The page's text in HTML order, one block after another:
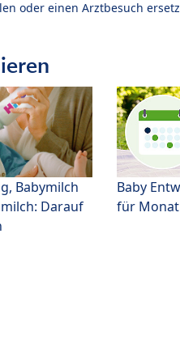
oder einen Arztbesuch
Babymilch
Darauf
Baby
für Monat